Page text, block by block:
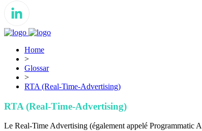
Home
>
Glossar
>
RTA (Real-Time-Advertising)
RTA (Real-Time-Advertising)
Le Real-Time Advertising (également appelé Programmatic